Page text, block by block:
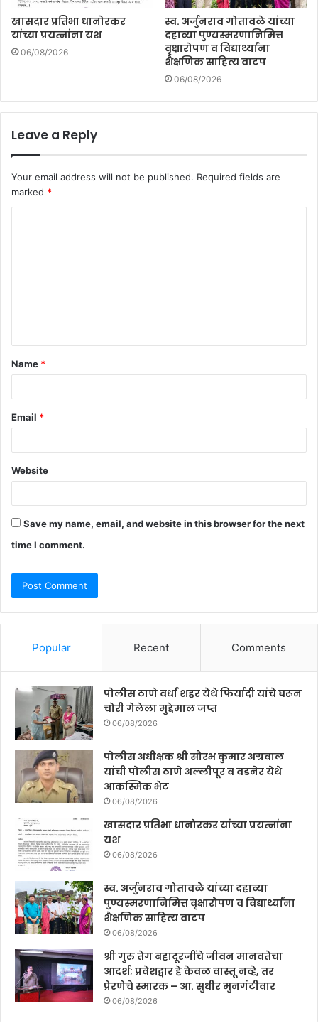
खासदार प्रतिभा धानोरकर
यांच्या प्रयत्नांना यश
06/08/2026
स्व. अर्जुनराव गोतावळे यांच्या
दहाव्या पुण्यस्मरणानिमित्त
वृक्षारोपण व विद्यार्थ्यांना
शैक्षणिक साहित्य वाटप
06/08/2026
Leave a Reply
Your email address will not be published. Required fields are
marked *
t
*
Name *
Email *
Website
Save my name, email, and website in this browser for the next
time I comment.
Popular Recent Comments
पोलीस ठाणे वर्धा शहर येथे फिर्यादी यांचे घरून
चोरी गेलेला मुद्देमाल जप्त
06/08/2026
पोलीस अधीक्षक श्री सौरभ कुमार अग्रवाल
यांची पोलीस ठाणे अल्लीपूर व वडनेर येथे
आकस्मिक भेट
06/08/2026
खासदार प्रतिभा धानोरकर यांच्या प्रयत्नांना
यश
06/08/2026
स्व. अर्जुनराव गोतावळे यांच्या दहाव्या
पुण्यस्मरणानिमित्त वृक्षारोपण व विद्यार्थ्यांना
शैक्षणिक साहित्य वाटप
06/08/2026
श्री गुरु तेग बहादूरजींचे जीवन मानवतेचा
आदर्श; प्रवेशद्वार हे केवळ वास्तू नव्हे, तर
प्रेरणेचे स्मारक – आ. सुधीर मुनगंटीवार
06/08/2026